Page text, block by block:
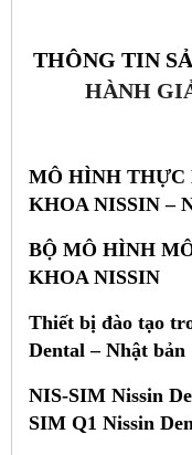
THÔNG TIN
HÀNH
MÔ HÌNH THỰC
KHOA NISSIN –
BỘ MÔ HÌNH
KHOA NISSIN
Thiết bị đào tạo
Dental – Nhật bản
NIS-SIM Nissin
SIM Q1 Nissin